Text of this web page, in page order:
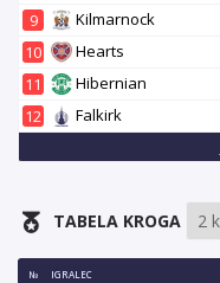
9
Kilmarnock
10
Hearts
11
Hibernian
12
Falkirk
TABELA KROGA
№ IGRALEC